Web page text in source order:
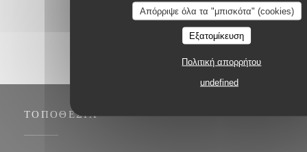
Απόρριψε όλα τα "μπισκότα" (cookies)
Εξατομίκευση
Πολιτική απορρήτου
undefined
ΤΟΠΟΘΕΣΊΑ